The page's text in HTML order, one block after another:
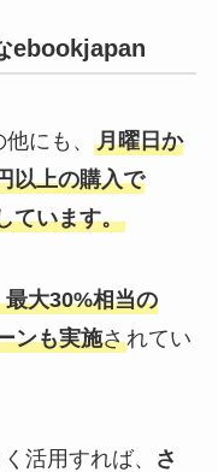
ebookjapan
にも、 月曜日か
以上の購入で
ています。
大30%相当の
ンも実施されてい
活用すれば、
さ